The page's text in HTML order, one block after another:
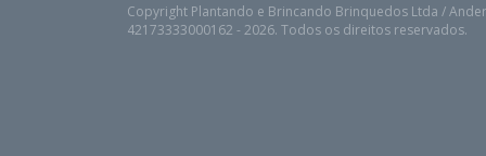
Copyright Plantando e Brincando Brinquedos Ltda /
42173333000162 - 2026. Todos os direitos reservados.